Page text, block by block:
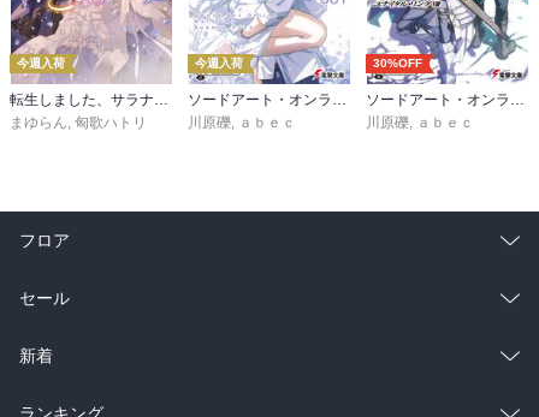
今週入荷
転生しました、サラナ・キンジェです。ごきげんよう。５ ～婚約破棄されたので田舎で気ままに暮らしたいと思います～【電子書店共通特典SS付】
まゆらん, 匈歌ハトリ
今週入荷
ソードアート・オンライン マテリアル１ シュガーリィ・デイズ
川原礫, ａｂｅｃ
30%OFF
ソードアート・オンライン29 ユナイタル・リングVIII
川原礫, ａｂｅｃ
フロア
総合
ラノベ
雑誌・グラビア
セール
総合
ラノベ
新着
総合